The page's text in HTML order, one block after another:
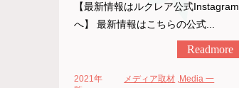
【最新情報はルクレア公式Instagram
へ】 最新情報はこちらの公式...
Readmore
2021年 メディア取材 ,Media 一